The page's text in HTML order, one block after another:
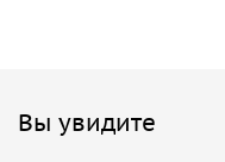
Вы увидите